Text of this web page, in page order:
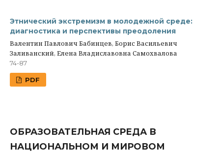
Этнический экстремизм в молодежной среде:
диагностика и перспективы преодоления
Валентин Павлович Бабинцев, Борис Васильевич
Заливанский, Елена Владиславовна Самохвалова
74-87
PDF
ОБРАЗОВАТЕЛЬНАЯ СРЕДА В
НАЦИОНАЛЬНОМ И МИРОВОМ